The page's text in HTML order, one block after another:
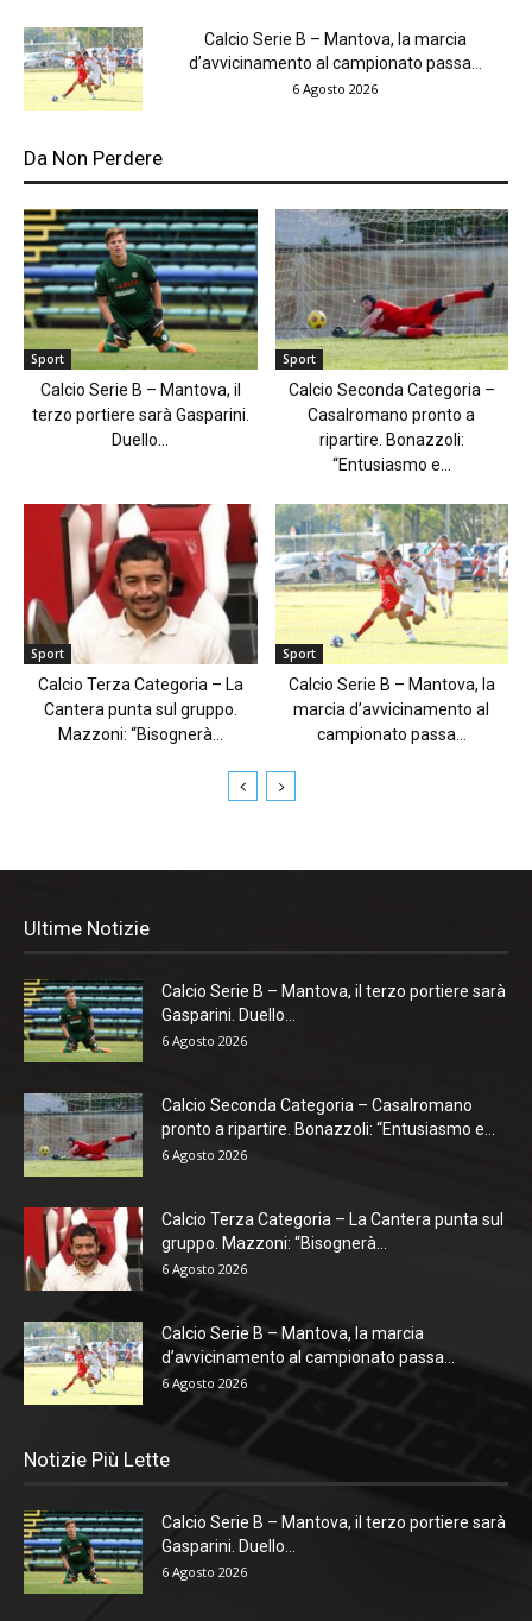
Calcio Serie B – Mantova, la marcia
d’avvicinamento al campionato passa...
6 Agosto 2026
Da Non Perdere
Sport
Calcio Serie B – Mantova, il
terzo portiere sarà Gasparini.
Duello...
Sport
Calcio Seconda Categoria –
Casalromano pronto a
ripartire. Bonazzoli:
“Entusiasmo e...
Sport
Calcio Terza Categoria – La
Cantera punta sul gruppo.
Mazzoni: “Bisognerà...
Sport
Calcio Serie B – Mantova, la
marcia d’avvicinamento al
campionato passa...
Ultime Notizie
Calcio Serie B – Mantova, il terzo portiere sarà
Gasparini. Duello...
6 Agosto 2026
Calcio Seconda Categoria – Casalromano
pronto a ripartire. Bonazzoli: “Entusiasmo e...
6 Agosto 2026
Calcio Terza Categoria – La Cantera punta sul
gruppo. Mazzoni: “Bisognerà...
6 Agosto 2026
Calcio Serie B – Mantova, la marcia
d’avvicinamento al campionato passa...
6 Agosto 2026
Notizie Più Lette
Calcio Serie B – Mantova, il terzo portiere sarà
Gasparini. Duello...
6 Agosto 2026